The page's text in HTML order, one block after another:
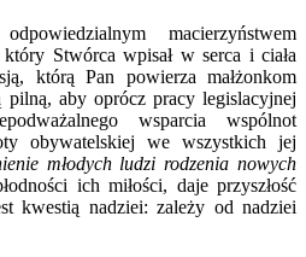
macierzyństwem
Stwórca wpisał w serca i ciała
którą Pan powierza małżonkom
pilną, aby oprócz pracy legislacyjnej
wsparcia wspólnot
obywatelskiej we wszystkich jej
młodych ludzi rodzenia nowych
ich miłości, daje przyszłość
kwestią nadziei: zależy od nadziei